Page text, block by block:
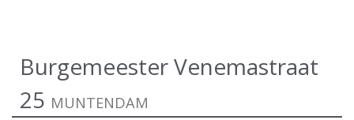
Burgemeester Venemastraat
25 MUNTENDAM